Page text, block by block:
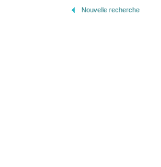
Nouvelle recherche